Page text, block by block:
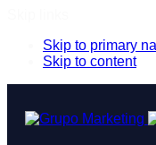
Skip to primary
Skip to content